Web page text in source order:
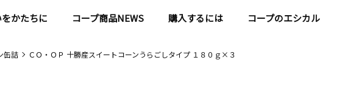
かたちに コープ商品NEWS 購入するには コープのエシカル
缶詰 ＣＯ・ＯＰ 十勝産スイートコーンうらごしタイプ １８０ｇ×３